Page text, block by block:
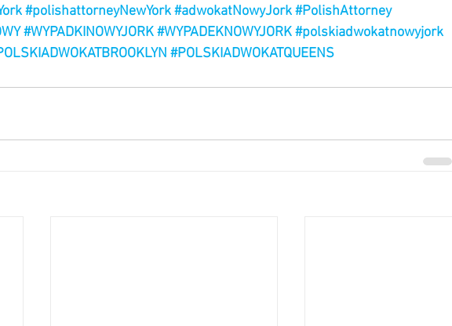
#polishattorneyNewYork#adwokatNowyJork#PolishAttorney
#WYPADKINOWYJORK#WYPADEKNOWYJORK#polskiadwokatnowyjork
#POLSKIADWOKATQUEENS